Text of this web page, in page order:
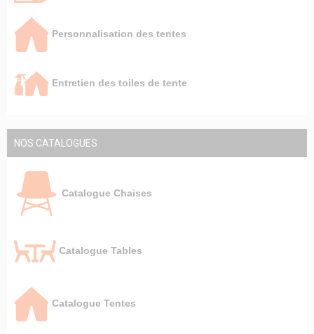
Personnalisation des tentes
Entretien des toiles de tente
NOS CATALOGUES
Catalogue Chaises
Catalogue Tables
Catalogue Tentes